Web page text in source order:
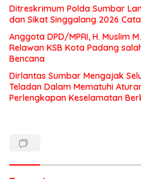
Ditreskrimum Polda Sumbar
dan Sikat Singgalang 2026
Anggota DPD/MPRI, H. Muslim
Relawan KSB Kota Padang
Bencana
Dirlantas Sumbar Mengajak
Teladan Dalam Mematuhi
Perlengkapan Keselamatan